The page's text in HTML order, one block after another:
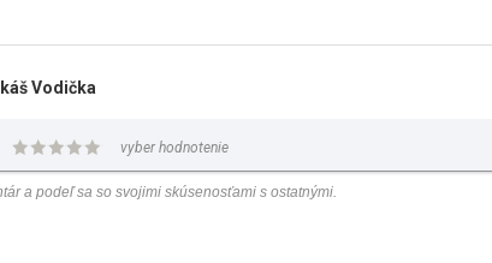
Vodička
vyber hodnotenie